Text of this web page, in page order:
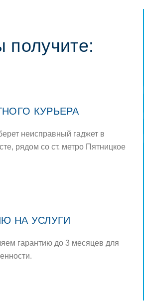
КУРЬЕРА
неисправный гаджет в
рядом со ст. метро Пятницкое
НА УСЛУГИ
гарантию до 3 месяцев для